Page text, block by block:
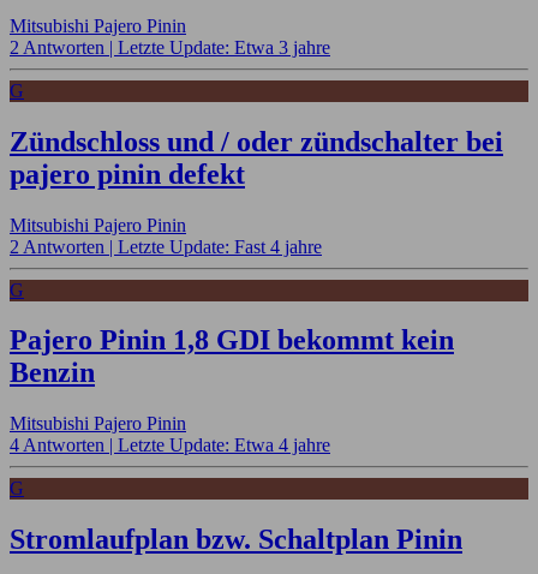
Mitsubishi Pajero Pinin
2 Antworten | Letzte Update: Etwa 3 jahre
G
Zündschloss und / oder zündschalter bei
pajero pinin defekt
Mitsubishi Pajero Pinin
2 Antworten | Letzte Update: Fast 4 jahre
G
Pajero Pinin 1,8 GDI bekommt kein
Benzin
Mitsubishi Pajero Pinin
4 Antworten | Letzte Update: Etwa 4 jahre
G
Stromlaufplan bzw. Schaltplan Pinin